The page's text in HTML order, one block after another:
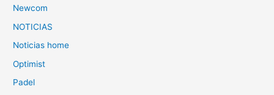
Newcom
NOTICIAS
Noticias home
Optimist
Padel